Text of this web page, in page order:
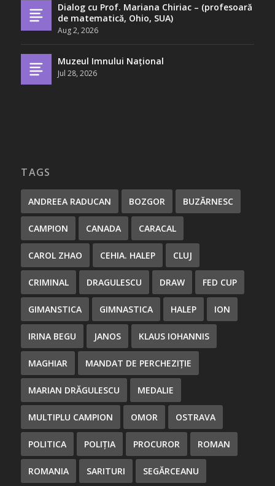
Dialog cu Prof. Mariana Chiriac – (profesoară
de matematică, Ohio, SUA)
Aug 2, 2026
Muzeul Imnului Național
Jul 28, 2026
TAGS
ANDREEA RADUCAN BOZGOR BUZĂRNESC
CAMPION CANADA CARACAL
CAROL ZHAO CEHIA. HALEP CLUJ
CRIMINAL DRAGULESCU DRAW FED CUP
GIMANSTICA GIMNASTICA HALEP ION
IRINA BEGU JANOS KLAUS IOHANNIS
MAGHIAR MANDAT DE PERCHEZIȚIE
MARIAN DRĂGULESCU MEDALIE
MULTIPLU CAMPION OMOR OSTRAVA
POLITICA POLIȚIA PROCUROR ROMAN
ROMANIA SARITURI SEGĂRCEANU